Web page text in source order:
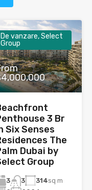
De vanzare, Select
Group
3 Br
Six Senses
The
Dubai by
Group
3 3 314sq m